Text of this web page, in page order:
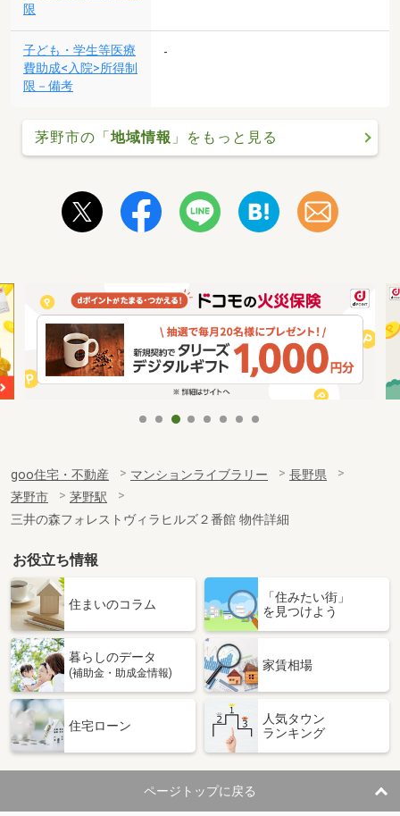
限
子ども・学生等医療
費助成<入院>所得制
限－備考
-
茅野市の「地域情報 」をもっと見る
goo住宅・不動産 マンションライブラリー
長野県
茅野市
茅野駅
三井の森フォレストヴィラヒルズ２番館 物件詳細
お役立ち情報
住まいのコラム
「住みたい街」
を見つけよう
暮らしのデータ
(補助金・助成金情報)
家賃相場
住宅ローン
人気タウン
ランキング
ページトップに戻る